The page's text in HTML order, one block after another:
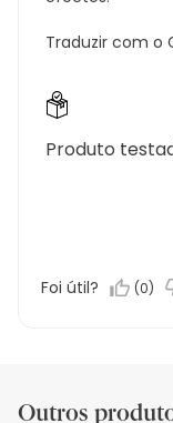
Traduzir com o
Produto
Foi útil? (0)
Outros